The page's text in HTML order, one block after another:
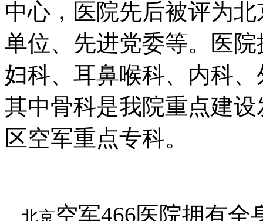
中心，医院先后被评为
单位、先进党委等。医
妇科、耳鼻喉科、内科
其中骨科是我院重点建
区空军重点专科。
北京空军466医院拥有全